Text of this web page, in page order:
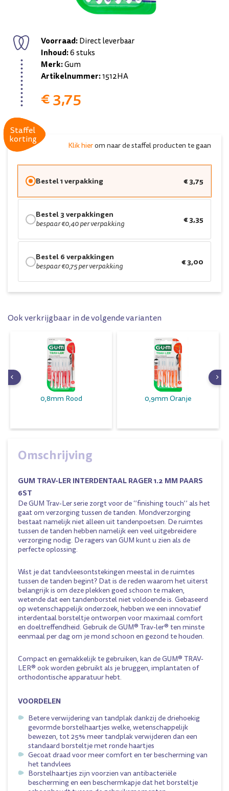
Voorraad:Direct leverbaar
Inhoud:6 stuks
Merk:Gum
Artikelnummer:1512HA
€ 3,75
Staffel
korting
Klik hierom naar de staffel producten te gaan
Staffel
korting
Bestel 1 verpakking € 3,75
Bestel 3 verpakkingen
bespaar €0,40 per verpakking € 3,35
Bestel 6 verpakkingen
bespaar €0,75 per verpakking € 3,00
Ook verkrijgbaar in de volgende varianten
0,8mm Rood 0,9mm Oranje
Omschrijving
GUM TRAV-LER INTERDENTAAL RAGER 1.2 MM PAARS
6ST
De GUM Trav-Ler serie zorgt voor de ‘’finishing touch’’ als het
gaat om verzorging tussen de tanden. Mondverzorging
bestaat namelijk niet alleen uit tandenpoetsen. De ruimtes
tussen de tanden hebben namelijk een veel uitgebreidere
verzorging nodig. De ragers van GUM kunt u zien als de
perfecte oplossing.
Wist je dat tandvleesontstekingen meestal in de ruimtes
tussen de tanden begint? Dat is de reden waarom het uiterst
belangrijk is om deze plekken goed schoon te maken,
wetende dat een tandenborstel niet voldoende is. Gebaseerd
op wetenschappelijk onderzoek, hebben we een innovatief
interdentaal borsteltje ontworpen voor maximaal comfort
en doeltreffendheid. Gebruik de GUM® Trav-ler® ten minste
eenmaal per dag om je mond schoon en gezond te houden.
Compact en gemakkelijk te gebruiken, kan de GUM® TRAV-
LER® ook worden gebruikt als je bruggen, implantaten of
orthodontische apparatuur hebt.
VOORDELEN
Betere verwijdering van tandplak dankzij de driehoekig
gevormde borstelhaartjes welke, wetenschappelijk
bewezen, tot 25% meer tandplak verwijderen dan een
standaard borsteltje met ronde haartjes
Gecoat draad voor meer comfort en ter bescherming van
het tandvlees
Borstelhaartjes zijn voorzien van antibacteriële
bescherming en een beschermkapje dat het borsteltje